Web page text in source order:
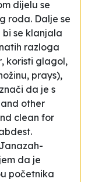
dijelu se
roda. Dalje se
se klanjala
razloga
, koristi glagol,
prays),
da je s
other
clean for
.
Janazah-
da je
početnika